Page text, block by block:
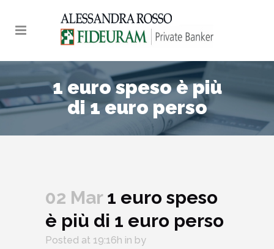
1 euro speso è più
di 1 euro perso
02 Mar1 euro speso
è più di 1 euro perso
Posted at 19:16h in by